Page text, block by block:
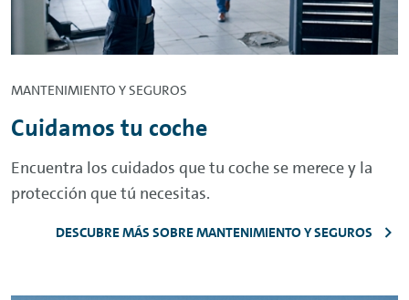
MANTENIMIENTO Y SEGUROS
Cuidamos tu coche
Encuentra los cuidados que tu coche se merece y la
protección que tú necesitas.
DESCUBRE MÁS SOBRE MANTENIMIENTO Y SEGUROS